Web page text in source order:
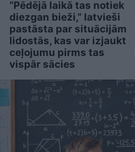
“Pēdējā laikā tas notiek
diezgan bieži,” latvieši
pastāsta par situācijām
lidostās, kas var izjaukt
ceļojumu pirms tas
vispār sācies